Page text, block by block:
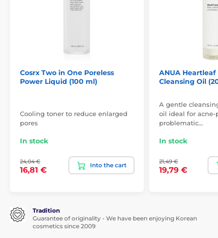
Cosrx Two in One Poreless
Power Liquid (100 ml)
Cooling toner to reduce enlarged
pores
In stock
24,04 €
16,81 €
Into the cart
ANUA Heartleaf
Cleansing Oil
A gentle
oil ideal for acne-
problematic…
In stock
21,49 €
19,79 €
Tradition
Guarantee of originality - We have been enjoying Korean
cosmetics since 2009